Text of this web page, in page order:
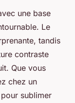
une base
Le
tandis
contraste
Que vous
chez un
sublimer